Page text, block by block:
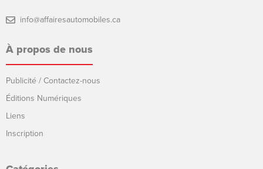
info@affairesautomobiles.ca
À propos de nous
Publicité / Contactez-nous
Éditions Numériques
Liens
Inscription